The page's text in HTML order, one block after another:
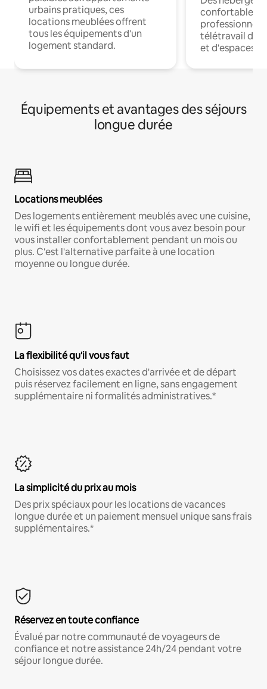
urbains pratiques, ces
locations meublées offrent
tous les équipements d'un
logement standard.
confortables
professionnels
télétravail
et d'espaces
Équipements et avantages des séjours
longue durée
Locations meublées
Des logements entièrement meublés avec une cuisine,
le wifi et les équipements dont vous avez besoin pour
vous installer confortablement pendant un mois ou
plus. C'est l'alternative parfaite à une location
moyenne ou longue durée.
La flexibilité qu'il vous faut
Choisissez vos dates exactes d'arrivée et de départ
puis réservez facilement en ligne, sans engagement
supplémentaire ni formalités administratives.*
La simplicité du prix au mois
Des prix spéciaux pour les locations de vacances
longue durée et un paiement mensuel unique sans frais
supplémentaires.*
Réservez en toute confiance
Évalué par notre communauté de voyageurs de
confiance et notre assistance 24h/24 pendant votre
séjour longue durée.